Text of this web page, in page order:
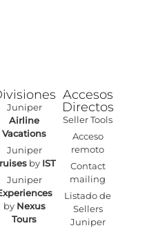
Juniper
Airline
Vacations
Juniper
by IST
Juniper
by Nexus
Tours
Accesos
Directos
Seller Tools
Acceso
remoto
Contact
mailing
Listado de
Sellers
Juniper